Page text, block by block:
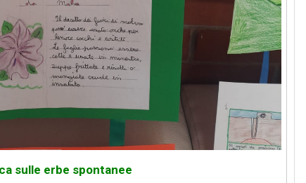
sulle erbe spontanee